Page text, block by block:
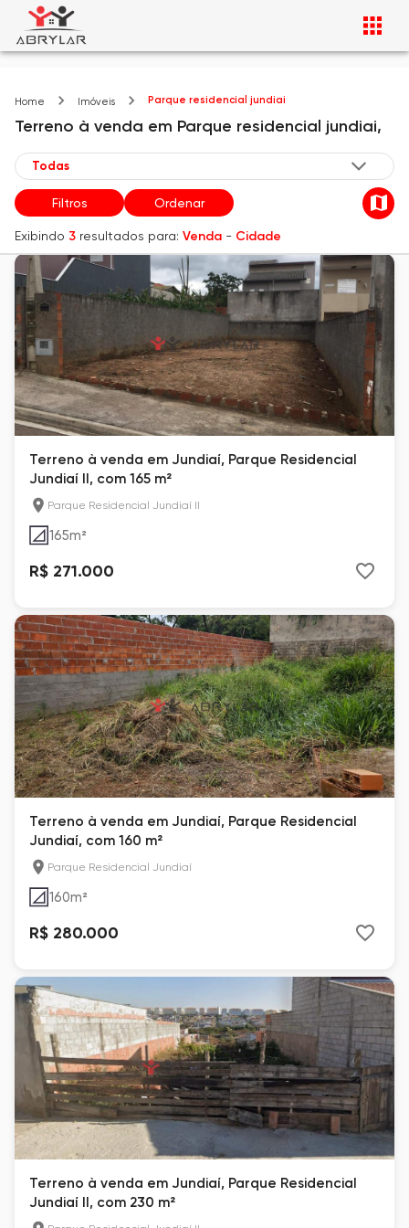
Home Imóveis Parque residencial jundiai
Terreno à venda em Parque residencial jundiai,
Filtros Ordenar
Exibindo 3 resultados para: Venda - Cidade
Terreno à venda em Jundiaí, Parque Residencial
Jundiaí II, com 165 m²
Parque Residencial Jundiaí II
165m²
R$ 271.000
Terreno à venda em Jundiaí, Parque Residencial
Jundiaí, com 160 m²
Parque Residencial Jundiaí
160m²
R$ 280.000
Terreno à venda em Jundiaí, Parque Residencial
Jundiaí II, com 230 m²